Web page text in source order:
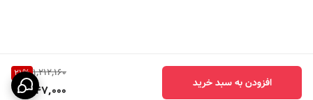
1,212,160
21%
947,000 افزودن به سبد خرید